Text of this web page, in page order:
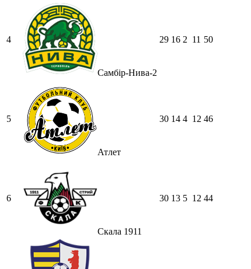
4
Самбір-Нива-2
29 16 2 11 50
5
Атлет
30 14 4 12 46
6
Скала 1911
30 13 5 12 44